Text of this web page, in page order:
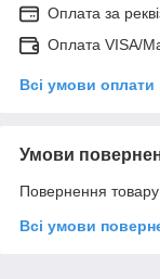
Оплата за
Оплата VISA/
Всі умови оплати
Умови
Повернення
Всі умови